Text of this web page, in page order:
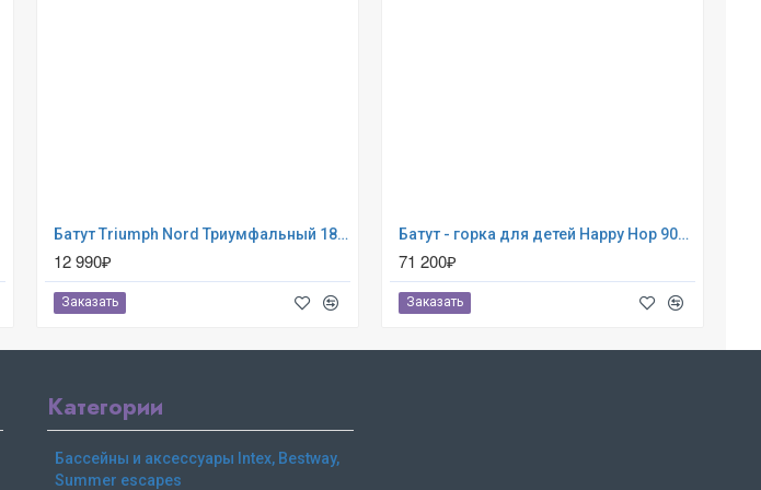
Батут Triumph Nord Триумфальный 183 см (80101)
12 990₽
Заказать
Батут - горка для детей Happy Hop 9082N
71 200₽
Заказать
Категории
Бассейны и аксессуары Intex, Bestway,
Summer escapes